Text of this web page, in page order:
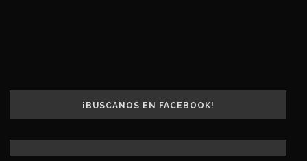
¡BUSCANOS EN FACEBOOK!